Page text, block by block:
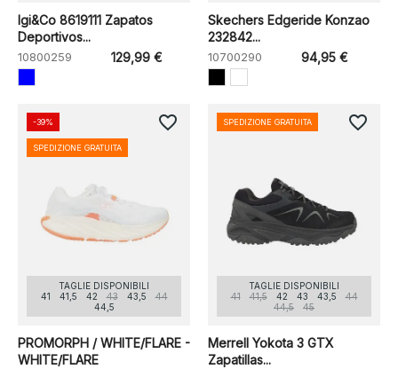
Igi&Co 8619111 Zapatos
Deportivos...
10800259 129,99 €
Skechers Edgeride Konzao
232842...
10700290 94,95 €
TAGLIE DISPONIBILI
41
41,5 42 43 43,5
44
44,5
PROMORPH / WHITE/FLARE -
WHITE/FLARE
-39%
SPEDIZIONE GRATUITA
favorite_border
TAGLIE DISPONIBILI
41
41,5 42 43 43,5
44
44,5
45
Merrell Yokota 3 GTX
Zapatillas...
SPEDIZIONE GRATUITA favorite_border